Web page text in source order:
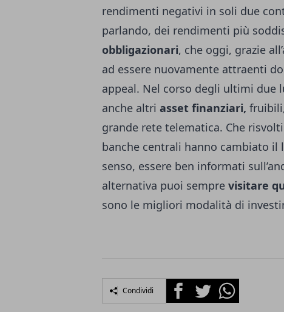
rendimenti negativi in soli due
parlando, dei rendimenti più
obbligazionari, che oggi, grazie
ad essere nuovamente attraenti
appeal. Nel corso degli ultimi
anche altri asset finanziari,
grande rete telematica. Che
banche centrali hanno cambiato il
senso, essere ben informati
alternativa puoi sempre visitare
sono le migliori modalità di
Condividi FacebookTwitterWhatsapp